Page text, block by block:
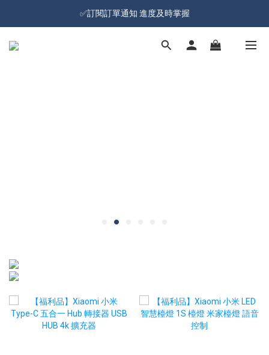
加入會員就送100元購物金 | 全館購物滿＄599 免運
✅訂閱訂單通知 進度及時掌握
加入會員就送100元購物金 | 全館購物滿＄599 免運